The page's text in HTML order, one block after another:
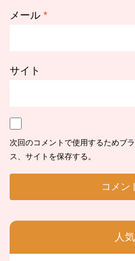
メール *
サイト
次回のコメントで使用するためブ
ス、サイトを保存する。
人